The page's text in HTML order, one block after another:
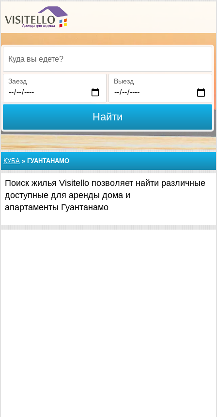
Куда вы едете?
Заезд Выезд
Найти
КУБА » ГУАНТАНАМО
Поиск жилья Visitello позволяет найти различные
доступные для аренды дома и
апартаменты Гуантанамо